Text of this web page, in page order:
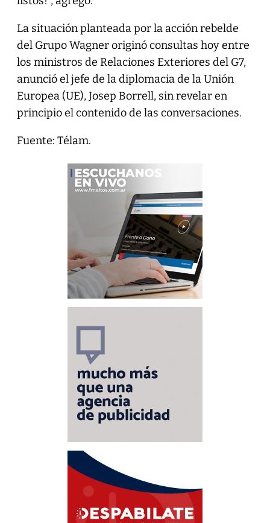
La situación planteada por la acción rebelde
del Grupo Wagner originó consultas hoy entre
los ministros de Relaciones Exteriores del G7,
anunció el jefe de la diplomacia de la Unión
Europea (UE), Josep Borrell, sin revelar en
principio el contenido de las conversaciones.
Fuente: Télam.